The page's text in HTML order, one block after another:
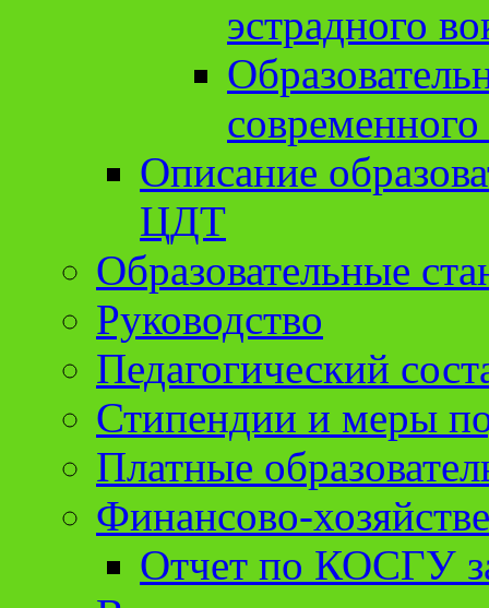
эстрадного
Описание
ЦДТ
Образовательные
Руководство
Педагогический
Стипендии и меры
Платные
Финансово-
Отчет по КОСГУ